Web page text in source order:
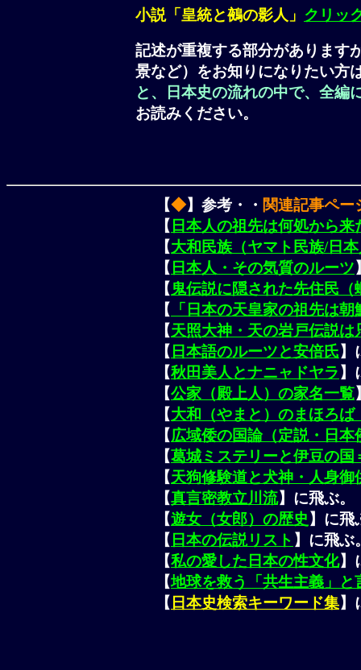
小説「皇統と鵺の影人」 クリッ
記述が重複する部分があります
景など）をお知りになりたい方
と、日本史の流れの中で、全編
お読みください。
【◆】参考・・ 関連記事ペー
【 日本人の祖先は何処から来
【大和民族（ヤマト民族/日
【 日本人・その気質のルーツ
【 鬼伝説に隠された先住民
【 「日本の天皇家の祖先は
【天照大神・天の岩戸伝説は
【 日本語のルーツと安倍氏】
【秋田美人 とナニャドヤラ 】
【公家（殿上人）の家名一覧
【大和（やまと）のまほろば
【広域倭の国論（定説・日本
【葛城ミステリーと伊豆の国
【天狗修験道と犬神・人身御
【真言密教立川流】に飛ぶ。
【遊女（女郎）の歴史 】に飛
【 日本の伝説リスト 】に飛ぶ
【私の愛した日本の性文化】
【地球を救う「共生主義」と
【 日本史検索キーワード集】